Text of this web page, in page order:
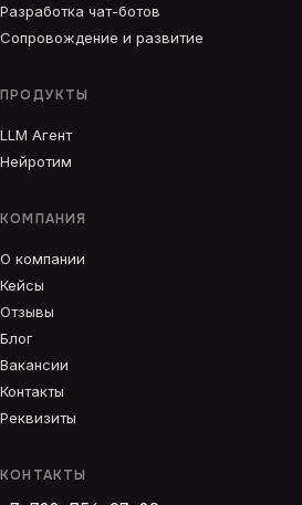
Разработка чат-ботов
Сопровождение и развитие
ПРОДУКТЫ
LLM Агент
Нейротим
КОМПАНИЯ
О компании
Кейсы
Отзывы
Блог
Вакансии
Контакты
Реквизиты
КОНТАКТЫ